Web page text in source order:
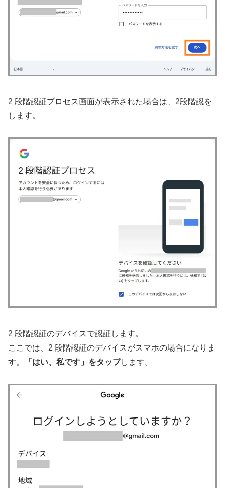
2 段階認証プロセス画面が表示された場合は、2段階認を
します。
2 段階認証のデバイスで認証します。
ここでは、2 段階認証のデバイスがスマホの場合になりま
す。
「はい、私です」をタップします。